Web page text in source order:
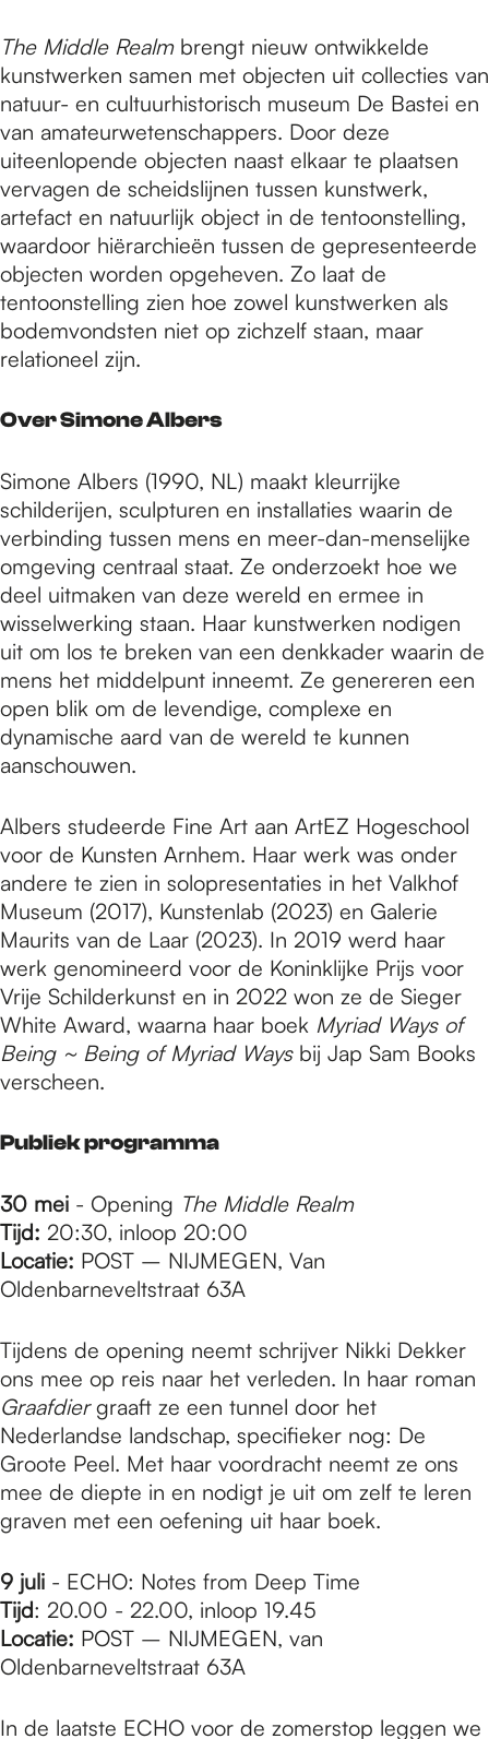
The Middle Realm brengt nieuw ontwikkelde
kunstwerken samen met objecten uit collecties van
natuur- en cultuurhistorisch museum De Bastei en
van amateurwetenschappers. Door deze
uiteenlopende objecten naast elkaar te plaatsen
vervagen de scheidslijnen tussen kunstwerk,
artefact en natuurlijk object in de tentoonstelling,
waardoor hiërarchieën tussen de gepresenteerde
objecten worden opgeheven. Zo laat de
tentoonstelling zien hoe zowel kunstwerken als
bodemvondsten niet op zichzelf staan, maar
relationeel zijn.
Over Simone Albers
Simone Albers (1990, NL) maakt kleurrijke
schilderijen, sculpturen en installaties waarin de
verbinding tussen mens en meer-dan-menselijke
omgeving centraal staat. Ze onderzoekt hoe we
deel uitmaken van deze wereld en ermee in
wisselwerking staan. Haar kunstwerken nodigen
uit om los te breken van een denkkader waarin de
mens het middelpunt inneemt. Ze genereren een
open blik om de levendige, complexe en
dynamische aard van de wereld te kunnen
aanschouwen.
Albers studeerde Fine Art aan ArtEZ Hogeschool
voor de Kunsten Arnhem. Haar werk was onder
andere te zien in solopresentaties in het Valkhof
Museum (2017), Kunstenlab (2023) en Galerie
Maurits van de Laar (2023). In 2019 werd haar
werk genomineerd voor de Koninklijke Prijs voor
Vrije Schilderkunst en in 2022 won ze de Sieger
White Award, waarna haar boek Myriad Ways of
Being ~ Being of Myriad Ways bij Jap Sam Books
verscheen.
Publiek programma
30 mei - Opening The Middle Realm
Tijd: 20:30, inloop 20:00
Locatie: POST – NIJMEGEN, Van
Oldenbarneveltstraat 63A
Tijdens de opening neemt schrijver Nikki Dekker
ons mee op reis naar het verleden. In haar roman
Graafdiergraaft ze een tunnel door het
Nederlandse landschap, specifieker nog: De
Groote Peel. Met haar voordracht neemt ze ons
mee de diepte in en nodigt je uit om zelf te leren
graven met een oefening uit haar boek.
9 juli - ECHO: Notes from Deep Time
Tijd: 20.00 - 22.00, inloop 19.45
Locatie: POST – NIJMEGEN, van
Oldenbarneveltstraat 63A
In de laatste ECHO voor de zomerstop leggen we